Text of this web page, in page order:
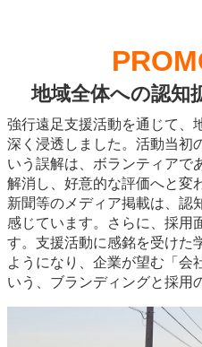
地域全体への認知
強行遠足支援活動を通じて、
深く浸透しました。活動当初
いう誤解は、ボランティアで
解消し、好意的な評価へと変
新聞等のメディア掲載は、認
感じています。さらに、採用
す。支援活動に感銘を受けた
ようになり、企業が望む「会
いう、ブランディングと採用